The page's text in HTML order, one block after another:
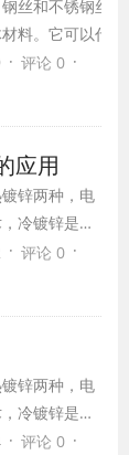
丝和不锈钢丝
料。它可以代
墙，阳台等。
· 评论 0 ·
应用
锌两种，电
冷镀锌是将
的电焊网挂
阳极用锌。
· 评论 0 ·
锌两种，电
冷镀锌是将
的电焊网挂
· 评论 0 ·